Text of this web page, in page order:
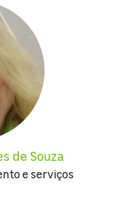
de Souza
e serviços